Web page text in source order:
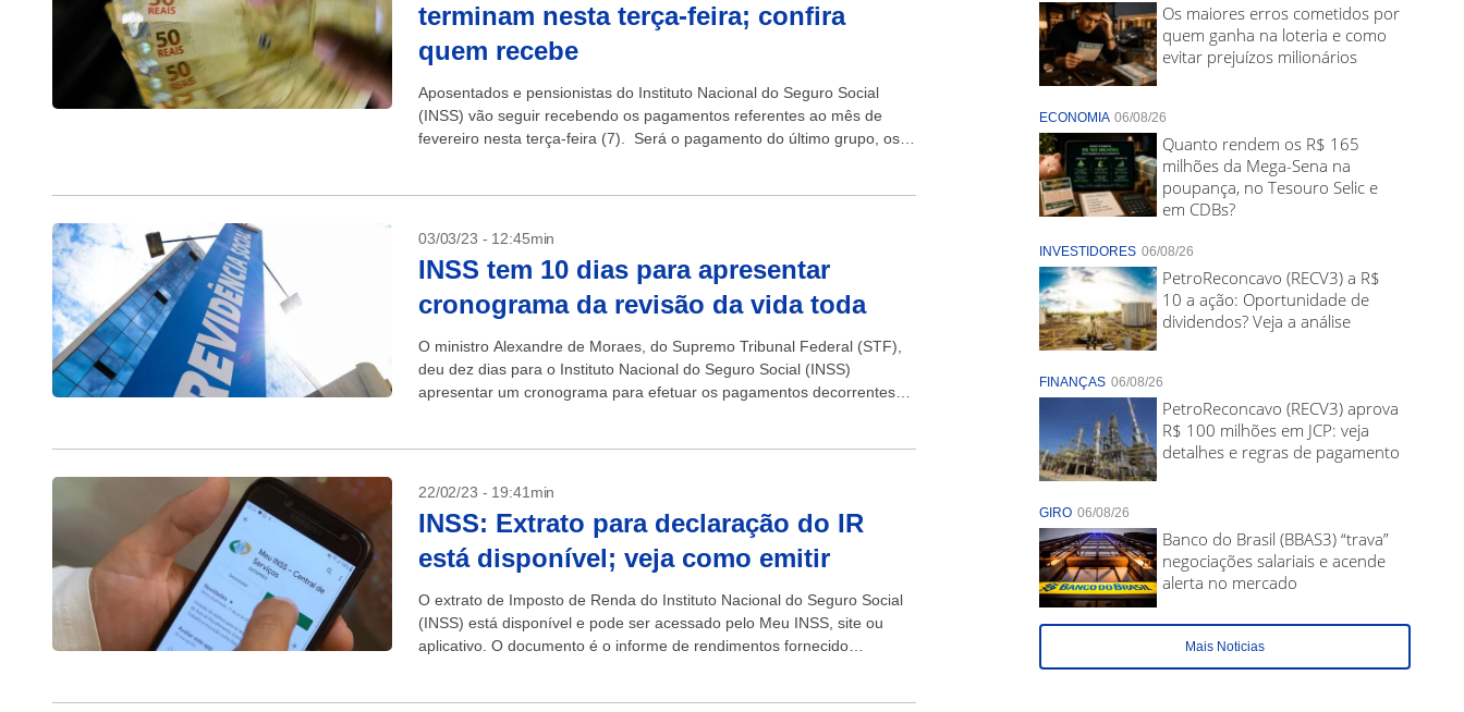
terminam nesta terça-feira; confira
quem recebe
Aposentados e pensionistas do Instituto Nacional do Seguro Social
(INSS) vão seguir recebendo os pagamentos referentes ao mês de
fevereiro nesta terça-feira (7). Será o pagamento do último grupo, os
03/03/23 - 12:45min
INSS tem 10 dias para apresentar
cronograma da revisão da vida toda
O ministro Alexandre de Moraes, do Supremo Tribunal Federal (STF),
deu dez dias para o Instituto Nacional do Seguro Social (INSS)
apresentar um cronograma para efetuar os pagamentos decorrentes
22/02/23 - 19:41min
INSS: Extrato para declaração do IR
está disponível; veja como emitir
O extrato de Imposto de Renda do Instituto Nacional do Seguro Social
(INSS) está disponível e pode ser acessado pelo Meu INSS, site ou
aplicativo. O documento é o informe de rendimentos fornecido
Os maiores erros cometidos por
quem ganha na loteria e como
evitar prejuízos milionários
ECONOMIA 06/08/26
Quanto rendem os R$ 165
milhões da Mega-Sena na
poupança, no Tesouro Selic e
em CDBs?
INVESTIDORES 06/08/26
PetroReconcavo (RECV3) a R$
10 a ação: Oportunidade de
dividendos? Veja a análise
FINANÇAS 06/08/26
PetroReconcavo (RECV3) aprova
R$ 100 milhões em JCP: veja
detalhes e regras de pagamento
GIRO 06/08/26
Banco do Brasil (BBAS3) “trava”
negociações salariais e acende
alerta no mercado
Mais Noticias